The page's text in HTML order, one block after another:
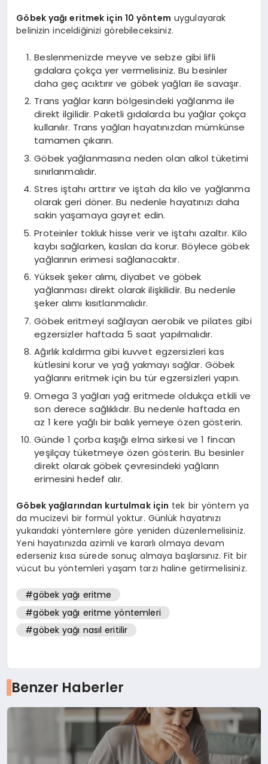
Göbek yağı eritmek için 10 yöntem uygulayarak
belinizin inceldiğinizi görebileceksiniz.
Beslenmenizde meyve ve sebze gibi lifli
gıdalara çokça yer vermelisiniz. Bu besinler
daha geç acıktırır ve göbek yağları ile savaşır.
Trans yağlar karın bölgesindeki yağlanma ile
direkt ilgilidir. Paketli gıdalarda bu yağlar çokça
kullanılır. Trans yağları hayatınızdan mümkünse
tamamen çıkarın.
Göbek yağlanmasına neden olan alkol tüketimi
sınırlanmalıdır.
Stres iştahı arttırır ve iştah da kilo ve yağlanma
olarak geri döner. Bu nedenle hayatınızı daha
sakin yaşamaya gayret edin.
Proteinler tokluk hisse verir ve iştahı azaltır. Kilo
kaybı sağlarken, kasları da korur. Böylece göbek
yağlarının erimesi sağlanacaktır.
Yüksek şeker alımı, diyabet ve göbek
yağlanması direkt olarak ilişkilidir. Bu nedenle
şeker alımı kısıtlanmalıdır.
Göbek eritmeyi sağlayan aerobik ve pilates gibi
egzersizler haftada 5 saat yapılmalıdır.
Ağırlık kaldırma gibi kuvvet egzersizleri kas
kütlesini korur ve yağ yakmayı sağlar. Göbek
yağlarını eritmek için bu tür egzersizleri yapın.
Omega 3 yağları yağ eritmede oldukça etkili ve
son derece sağlıklıdır. Bu nedenle haftada en
az 1 kere yağlı bir balık yemeye özen gösterin.
Günde 1 çorba kaşığı elma sirkesi ve 1 fincan
yeşilçay tüketmeye özen gösterin. Bu besinler
direkt olarak göbek çevresindeki yağların
erimesini hedef alır.
Göbek yağlarından kurtulmak için tek bir yöntem ya
da mucizevi bir formül yoktur. Günlük hayatınızı
yukarıdaki yöntemlere göre yeniden düzenlemelisiniz.
Yeni hayatınızda azimli ve kararlı olmaya devam
ederseniz kısa sürede sonuç almaya başlarsınız. Fit bir
vücut bu yöntemleri yaşam tarzı haline getirmelisiniz.
#göbek yağı eritme
#göbek yağı eritme yöntemleri
#göbek yağı nasıl eritilir
Benzer Haberler